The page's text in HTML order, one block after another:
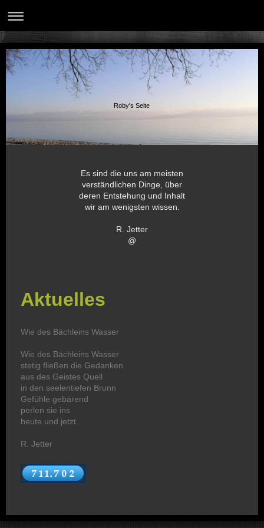
Roby's Seite
Es sind die uns am meisten
verständlichen Dinge, über
deren Entstehung und Inhalt
wir am wenigsten wissen.
R. Jetter
@
Aktuelles
Wie des Bächleins Wasser
Wie des Bächleins Wasser
stetig fließen die Gedanken
aus des Geistes Quell
in den seelentiefen Brunn
Gefühle gebärend
perlen sie ins
heute und jetzt.
R. Jetter